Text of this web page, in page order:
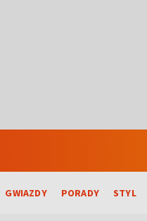
GWIAZDY PORADY STYL